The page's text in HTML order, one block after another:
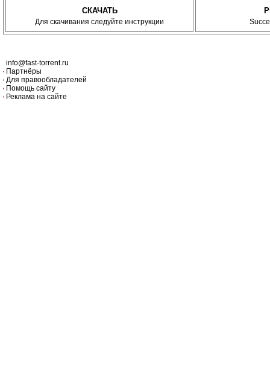
СКАЧАТЬ
Для скачивания следуйте инструкции
info@fast-torrent.ru
Партнёры
Для правообладателей
Помощь сайту
Реклама на сайте